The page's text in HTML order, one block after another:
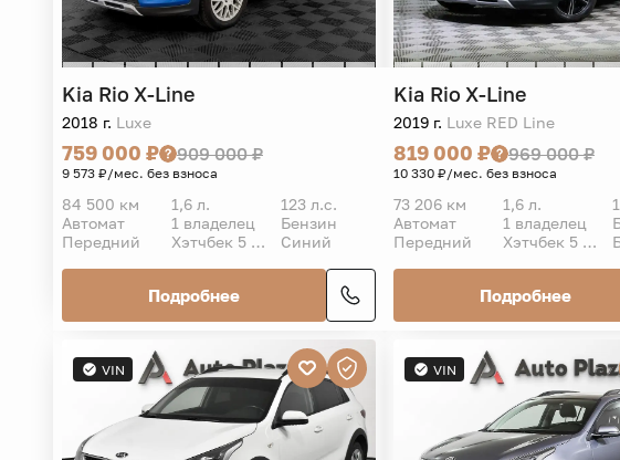
Kia Rio X-Line
2018 г. Luxe
759 000 ₽ 909 000 ₽
9 573 ₽/мес. без взноса
84 500 км 1,6 л.
123 л.с.
Автомат
1 владелец
Бензин
Передний
Хэтчбек 5 дв. Синий
Подробнее
Kia Rio X-Line
2019 г. Luxe RED Line
819 000 ₽ 969 000 ₽
10 330 ₽/мес. без взноса
73 206 км 1,6 л.
Автомат
1 владелец
Передний
Хэтчбек 5 дв.
Подробнее
VIN VIN